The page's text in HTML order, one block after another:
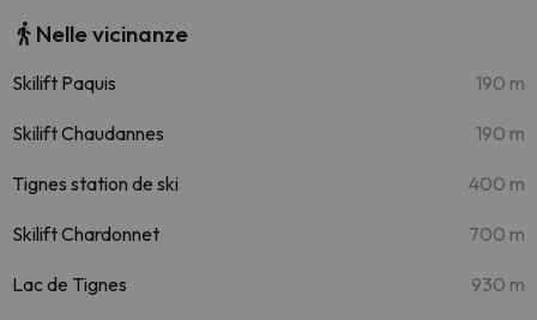
Nelle vicinanze
Skilift Paquis 190 m
Skilift Chaudannes 190 m
Tignes station de ski 400 m
Skilift Chardonnet 700 m
Lac de Tignes 930 m